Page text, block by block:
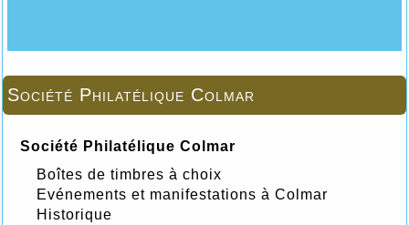
Société Philatélique Colmar
Société Philatélique Colmar
Boîtes de timbres à choix
Evénements et manifestations à Colmar
Historique